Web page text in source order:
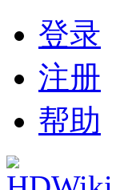
登录
注册
帮助